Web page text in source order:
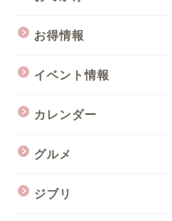
お得情報
イベント情報
カレンダー
グルメ
ジブリ